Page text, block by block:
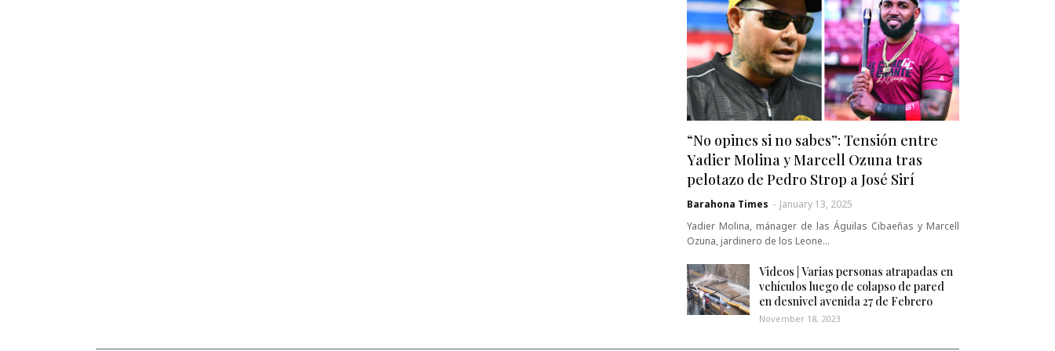
“No opines si no sabes”: Tensión entre
Yadier Molina y Marcell Ozuna tras
pelotazo de Pedro Strop a José Sirí
Barahona Times - January 13, 2025
Yadier Molina, mánager de las Águilas Cibaeñas y Marcell
Ozuna, jardinero de los Leone…
Videos | Varias personas atrapadas en
vehículos luego de colapso de pared
en desnivel avenida 27 de Febrero
November 18, 2023